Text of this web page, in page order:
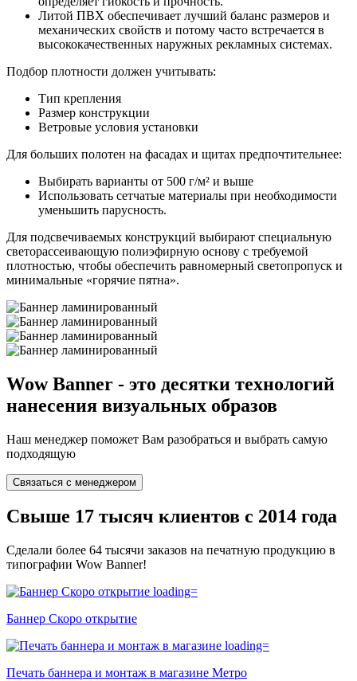
Литой ПВХ обеспечивает лучший баланс размеров и
механических свойств и потому часто встречается в
высококачественных наружных рекламных системах.
Подбор плотности должен учитывать:
Тип крепления
Размер конструкции
Ветровые условия установки
Для больших полотен на фасадах и щитах предпочтительнее:
Выбирать варианты от 500 г/м² и выше
Использовать сетчатые материалы при необходимости
уменьшить парусность.
Для подсвечиваемых конструкций выбирают специальную
светорассеивающую полиэфирную основу с требуемой
плотностью, чтобы обеспечить равномерный светопропуск и
минимальные «горячие пятна».
Wow Banner - это десятки технологий
нанесения визуальных образов
Наш менеджер поможет Вам разобраться и выбрать самую
подходящую
Связаться с менеджером
Свыше 17 тысяч клиентов с 2014 года
Сделали более 64 тысячи заказов на печатную продукцию в
типографии Wow Banner!
Баннер Скоро открытие
Печать баннера и монтаж в магазине Метро